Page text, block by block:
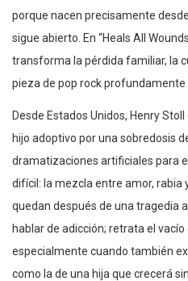
porque nacen precisamente
sigue abierto. En “Heals All
transforma la pérdida familiar, la
pieza de pop rock profundamente
Desde Estados Unidos, Henry
hijo adoptivo por una sobredosis
dramatizaciones artificiales para
difícil: la mezcla entre amor, rabia
quedan después de una tragedia
hablar de adicción; retrata el
especialmente cuando también
como la de una hija que crecerá